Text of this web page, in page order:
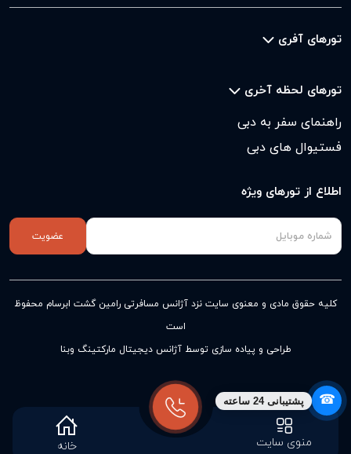
منوی سایت خانه
تورهای آفری
تورهای لحظه آخری
راهنمای سفر به دبی
فستیوال های دبی
اطلاع از تورهای ویژه
عضویت
کلیه حقوق مادی و معنوی سایت نزد آژانس مسافرتی رامین گشت ابرسام محفوظ
است
طراحی و پیاده سازی توسط آژانس دیجیتال مارکتینگ وبنا
☎ پشتیبانی 24 ساعته